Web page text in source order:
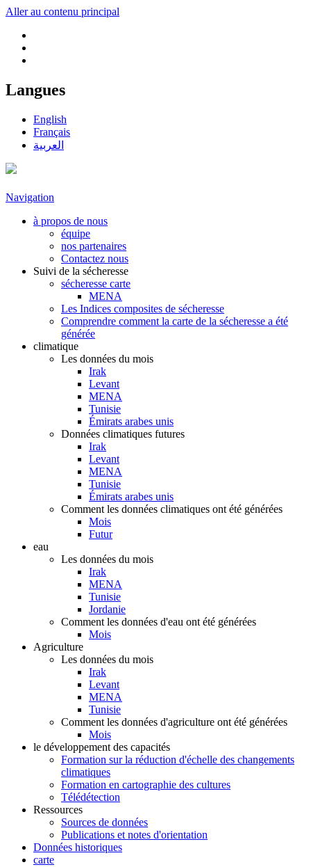
Aller au contenu principal
Langues
English
Français
العربية
Navigation
à propos de nous
équipe
nos partenaires
Contactez nous
Suivi de la sécheresse
sécheresse carte
MENA
Les Indices composites de sécheresse
Comprendre comment la carte de la sécheresse a été
générée
climatique
Les données du mois
Irak
Levant
MENA
Tunisie
Émirats arabes unis
Données climatiques futures
Irak
Levant
MENA
Tunisie
Émirats arabes unis
Comment les données climatiques ont été générées
Mois
Futur
eau
Les données du mois
Irak
MENA
Tunisie
Jordanie
Comment les données d'eau ont été générées
Mois
Agriculture
Les données du mois
Irak
Levant
MENA
Tunisie
Comment les données d'agriculture ont été générées
Mois
le développement des capacités
Formation sur la réduction d'échelle des changements
climatiques
Formation en cartographie des cultures
Télédétection
Ressources
Sources de données
Publications et notes d'orientation
Données historiques
carte